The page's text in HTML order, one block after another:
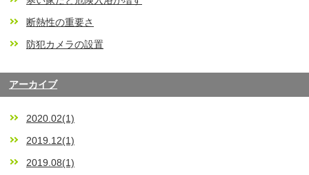
断熱性の重要さ
防犯カメラの設置
アーカイブ
2020.02(1)
2019.12(1)
2019.08(1)